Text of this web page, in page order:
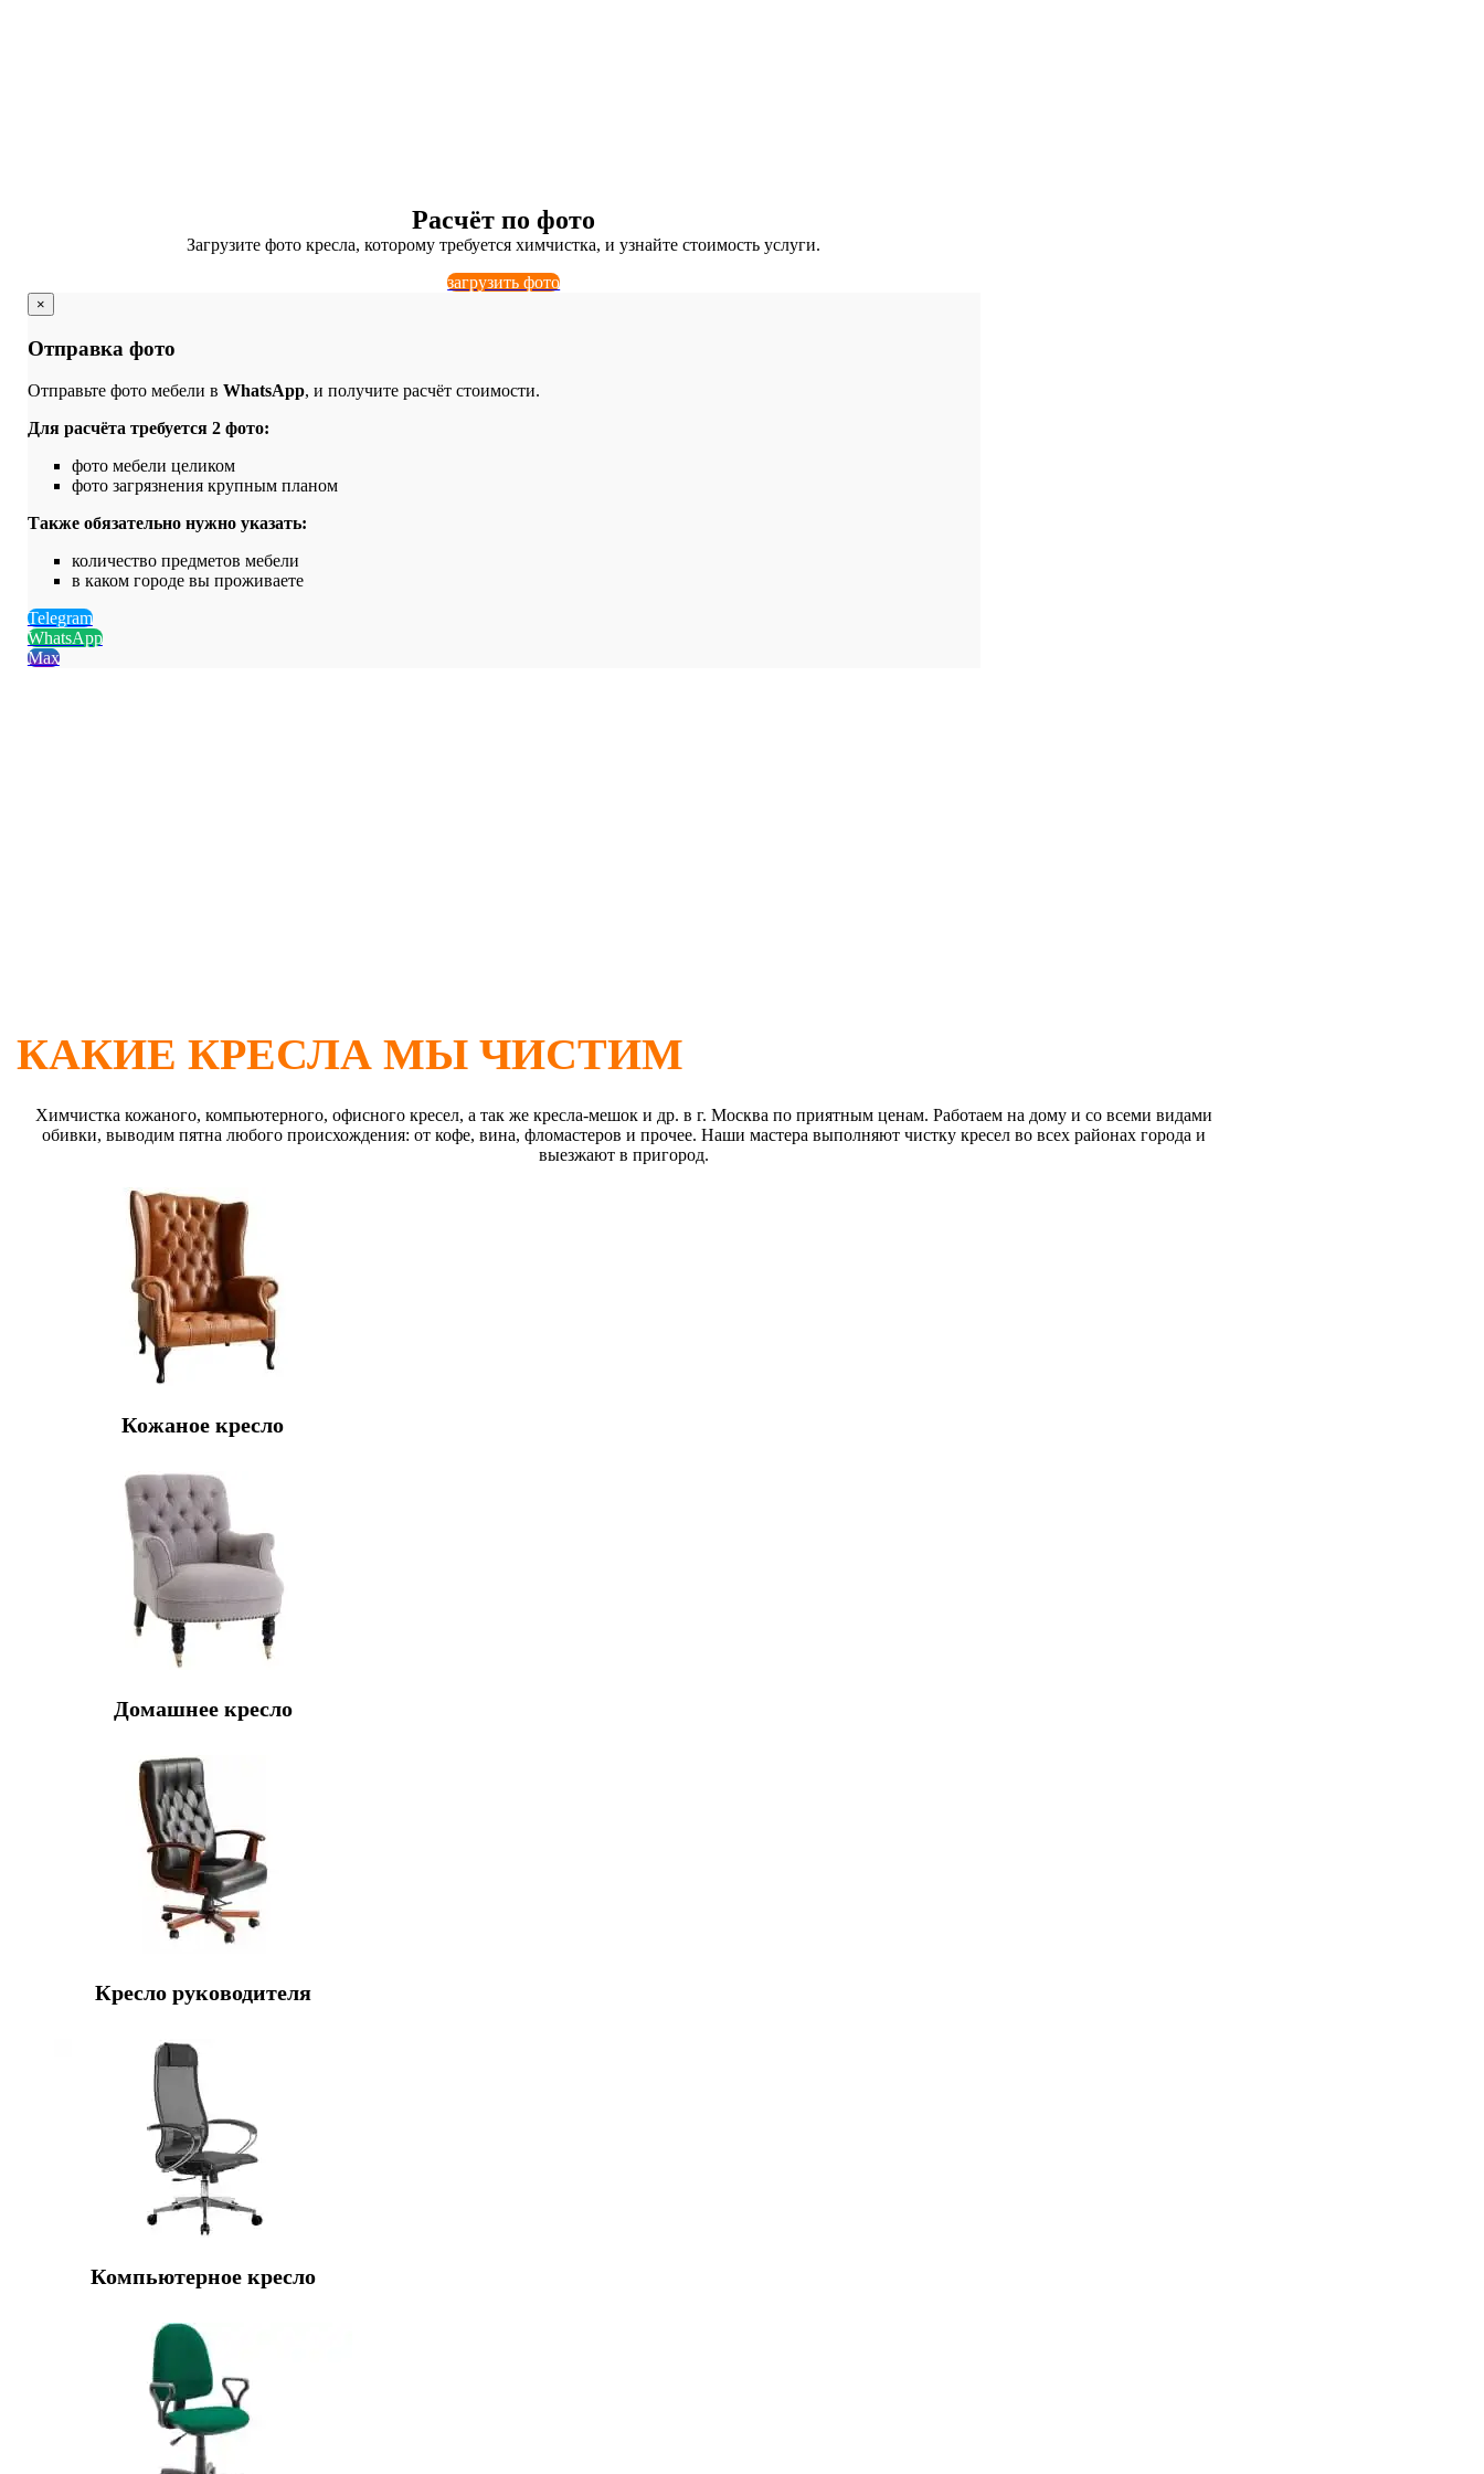
Расчёт по фото
Загрузите фото кресла, которому требуется химчистка, и узнайте стоимость услуги.
загрузить фото
×
Отправка фото
Отправьте фото мебели в WhatsApp, и получите расчёт стоимости.
Для расчёта требуется 2 фото:
фото мебели целиком
фото загрязнения крупным планом
Также обязательно нужно указать:
количество предметов мебели
в каком городе вы проживаете
Telegram
WhatsApp
Max
КАКИЕ КРЕСЛА МЫ ЧИСТИМ
Химчистка кожаного, компьютерного, офисного кресел, а так же кресла-мешок и др. в г. Москва по приятным ценам. Работаем на дому и со всеми видами
обивки, выводим пятна любого происхождения: от кофе, вина, фломастеров и прочее. Наши мастера выполняют чистку кресел во всех районах города и
выезжают в пригород.
Кожаное кресло
Домашнее кресло
Кресло руководителя
Компьютерное кресло